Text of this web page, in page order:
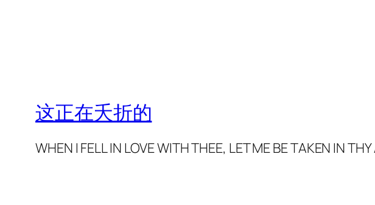
这正在夭折的
WHEN I FELL IN LOVE WITH THEE, LET ME BE TAKEN IN